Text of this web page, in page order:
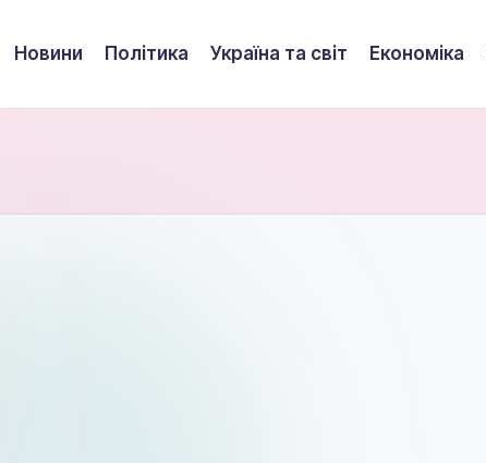
Новини Політика Україна та світ Економіка